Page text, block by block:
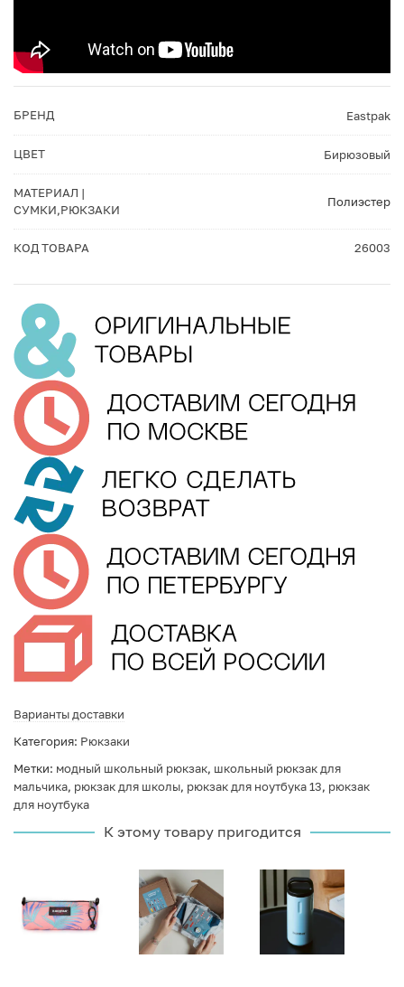
БРЕНД Eastpak
ЦВЕТ Бирюзовый
МАТЕРИАЛ |
СУМКИ,РЮКЗАКИ
Полиэстер
КОД ТОВАРА 26003
Варианты доставки
Категория: Рюкзаки
Метки: модный школьный рюкзак, школьный рюкзак для
мальчика, рюкзак для школы, рюкзак для ноутбука 13, рюкзак
для ноутбука
К этому товару пригодится